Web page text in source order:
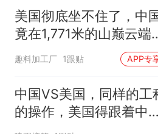
官方通报
热
那个在床
因老师一句
美国彻底坐不住了，中
竟在1,771米的山巅云端
架起超级机场
趣料加工厂 1跟贴 APP专
中国VS美国，同样的工
的操作，美国得跟着中国
的屁股后面追